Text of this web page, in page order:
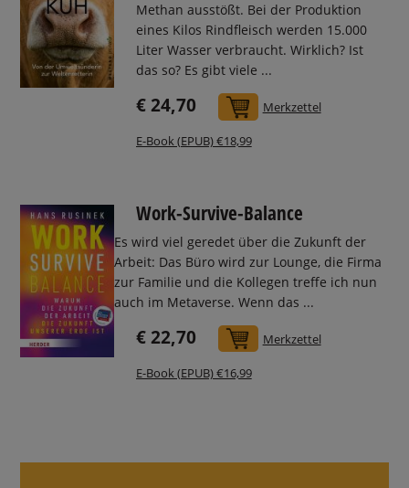
Methan ausstößt. Bei der Produktion
eines Kilos Rindfleisch werden 15.000
Liter Wasser verbraucht. Wirklich? Ist
das so? Es gibt viele ...
€ 24,70 In den Warenkorb
Merkzettel
E-Book (EPUB) €18,99
Work-Survive-Balance
Es wird viel geredet über die Zukunft der
Arbeit: Das Büro wird zur Lounge, die Firma
zur Familie und die Kollegen treffe ich nun
auch im Metaverse. Wenn das ...
€ 22,70 In den Warenkorb
Merkzettel
E-Book (EPUB) €16,99